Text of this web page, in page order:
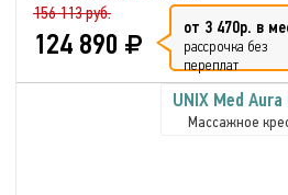
156 113 руб.
124 890 от 3 470р. в
рассрочка без
переплат
UNIX Med Aura
Массажное